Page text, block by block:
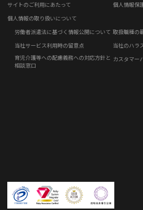
お客さまの声
社員の声
事例紹介
サイトのご利用にあたって
個人情報保
個人情報の取り扱いについて
労働者派遣法に基づく情報公開について 取扱職種の
当社サービス利用時の留意点
当社のハラ
育児介護等への配慮義務への対応方針と
相談窓口
カスタマー